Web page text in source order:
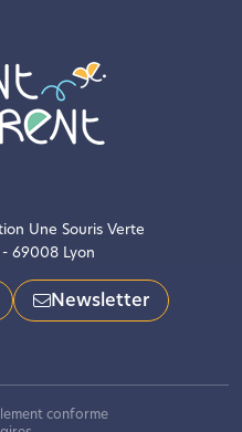
Une Souris Verte
69008 Lyon
Newsletter
conforme